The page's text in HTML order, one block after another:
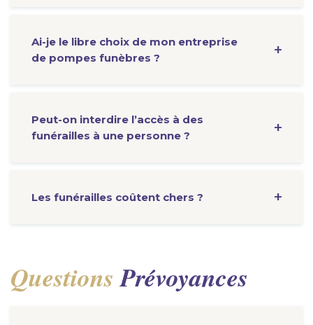
Ai-je le libre choix de mon entreprise
de pompes funèbres ?
Peut-on interdire l’accès à des
funérailles à une personne ?
Les funérailles coûtent chers ?
QuestionsPrévoyances